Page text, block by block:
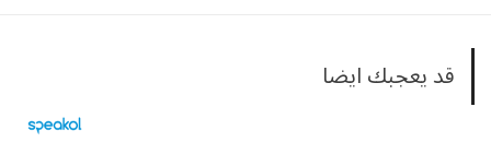
قد يعجبك ايضا